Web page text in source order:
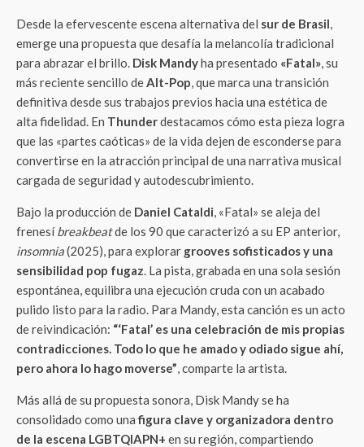
Desde la efervescente escena alternativa del sur de Brasil,
emerge una propuesta que desafía la melancolía tradicional
para abrazar el brillo. Disk Mandyha presentado «Fatal», su
más reciente sencillo deAlt-Pop, que marca una transición
definitiva desde sus trabajos previos hacia una estética de
alta fidelidad. En Thunderdestacamos cómo esta pieza logra
que las «partes caóticas» de la vida dejen de esconderse para
convertirse en la atracción principal de una narrativa musical
cargada de seguridad y autodescubrimiento.
Bajo la producción de Daniel Cataldi, «Fatal» se aleja del
frenesíbreakbeatde los 90 que caracterizó a su EP anterior,
insomnia(2025), para explorar grooves sofisticados y una
sensibilidad pop fugaz. La pista, grabada en una sola sesión
espontánea, equilibra una ejecución cruda con un acabado
pulido listo para la radio. Para Mandy, esta canción es un acto
de reivindicación: “‘Fatal’ es una celebración de mis propias
contradicciones. Todo lo que he amado y odiado sigue ahí,
pero ahora lo hago moverse”, comparte la artista.
Más allá de su propuesta sonora, Disk Mandy se ha
consolidado como unafigura clave y organizadora dentro
de la escena LGBTQIAPN+ en su región, compartiendo